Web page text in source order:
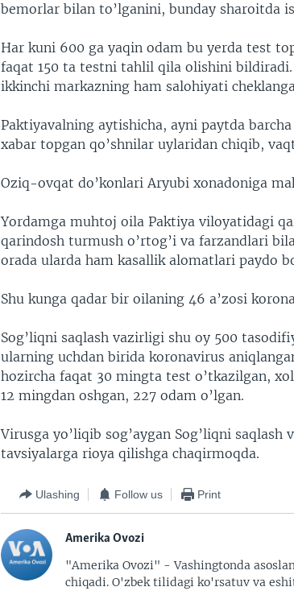
bemorlar bilan to’lganini, bunday sharoitda
Har kuni 600 ga yaqin odam bu yerda test
faqat 150 ta testni tahlil qila olishini
ikkinchi markazning ham salohiyati
Paktiyavalning aytishicha, ayni paytda
xabar topgan qo’shnilar uylaridan chiqib,
Oziq-ovqat do’konlari Aryubi xonadoniga
Yordamga muhtoj oila Paktiya viloyatidagi
qarindosh turmush o’rtog’i va farzandlari
orada ularda ham kasallik alomatlari paydo
Shu kunga qadar bir oilaning 46 a’zosi
Sog’liqni saqlash vazirligi shu oy 500
ularning uchdan birida koronavirus
hozircha faqat 30 mingta test o’tkazilgan,
12 mingdan oshgan, 227 odam o’lgan.
Virusga yo’liqib sog’aygan Sog’liqni
tavsiyalarga rioya qilishga chaqirmoqda.
Ulashing Follow us Print
Amerika Ovozi
"Amerika Ovozi" - Vashingtonda
chiqadi. O'zbek tilidagi ko'rsatuv va